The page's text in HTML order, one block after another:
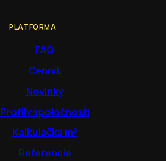
PLATFORMA
FAQ
Cenník
Novinky
Profily spoločností
Kalkulačka m²
Referencie